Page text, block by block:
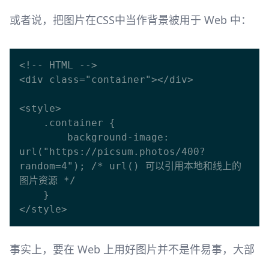
或者说，把图片在CSS中当作背景被用于 Web 中：
<!-- HTML -->
<div class="container"></div>
<style>
url("https://picsum.photos/400?
random=4"); /* url() 可以引用本地和线上的
图片资源 */
事实上，要在 Web 上用好图片并不是件易事，大部